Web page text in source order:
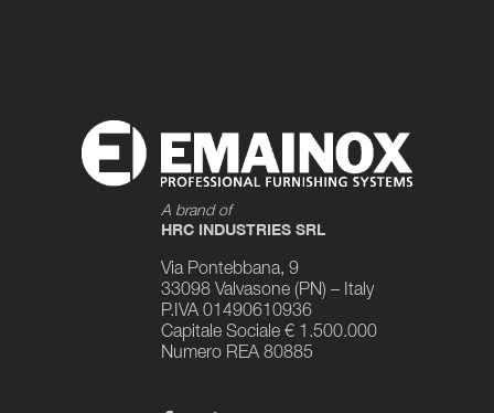
A brand of
HRC INDUSTRIES SRL
Via Pontebbana, 9
33098 Valvasone (PN) – Italy
P.IVA 01490610936
Capitale Sociale € 1.500.000
Numero REA 80885